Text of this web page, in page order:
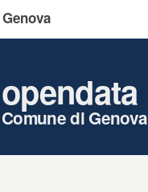
opendata
Comune di Genova